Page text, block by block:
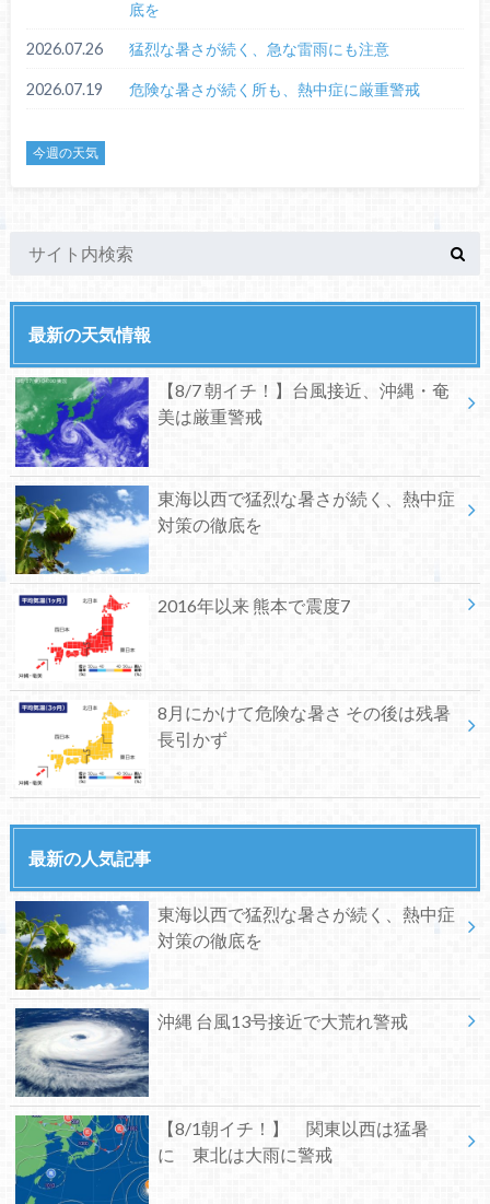
底を
2026.07.26 猛烈な暑さが続く、急な雷雨にも注意
2026.07.19 危険な暑さが続く所も、熱中症に厳重警戒
今週の天気
最新の天気情報
【8/7 朝イチ！】台風接近、沖縄・奄
美は厳重警戒
東海以西で猛烈な暑さが続く、熱中症
対策の徹底を
2016年以来 熊本で震度7
8月にかけて危険な暑さ その後は残暑
長引かず
最新の人気記事
東海以西で猛烈な暑さが続く、熱中症
対策の徹底を
沖縄 台風13号接近で大荒れ警戒
【8/1朝イチ！】 関東以西は猛暑
に 東北は大雨に警戒